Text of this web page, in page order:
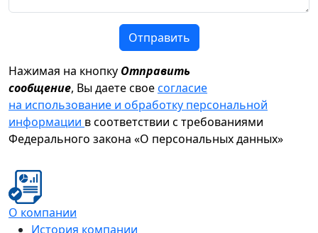
Отправить
Нажимая на кнопку Отправить
сообщение, Вы даете своесогласие
на использование и обработку персональной
информации в соответствии с требованиями
Федерального закона «О персональных данных»
О компании
История компании